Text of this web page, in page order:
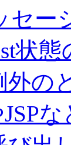
セー
状
外の